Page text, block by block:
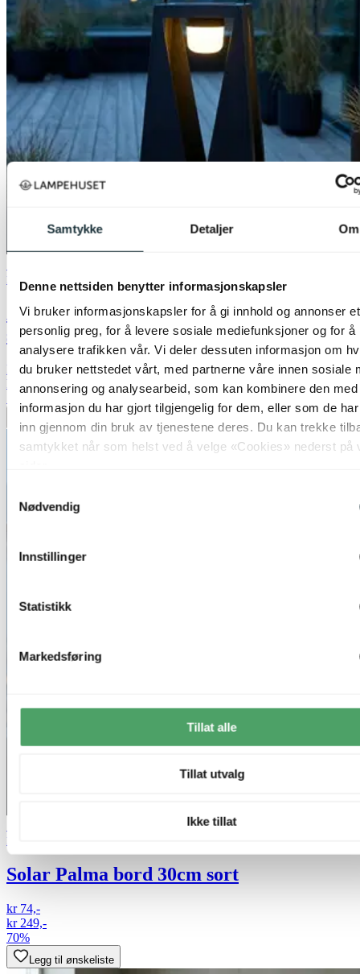
Samtykke Detaljer Om
Denne nettsiden benytter informasjonskapsler
Vi bruker informasjonskapsler for å gi innhold og annonser et
personlig preg, for å levere sosiale mediefunksjoner og for å
analysere trafikken vår. Vi deler dessuten informasjon om
du bruker nettstedet vårt, med partnerne våre innen sosiale
annonsering og analysearbeid, som kan kombinere den med
informasjon du har gjort tilgjengelig for dem, eller som de
inn gjennom din bruk av tjenestene deres. Du kan trekke
samtykket når som helst ved å velge «Cookies» nederst på
Nødvendig
Innstillinger
Statistikk
Markedsføring
Tillat alle
Tillat utvalg
Ikke tillat
Nova Life
Aksel oppladbar lykt med solar 40,5cm
sort
kr 299,-
kr 999,-
Legg til ønskeliste
Nova Life
Solar Palma bord 30cm sort
kr 74,-
kr 249,-
70%
Legg til ønskeliste